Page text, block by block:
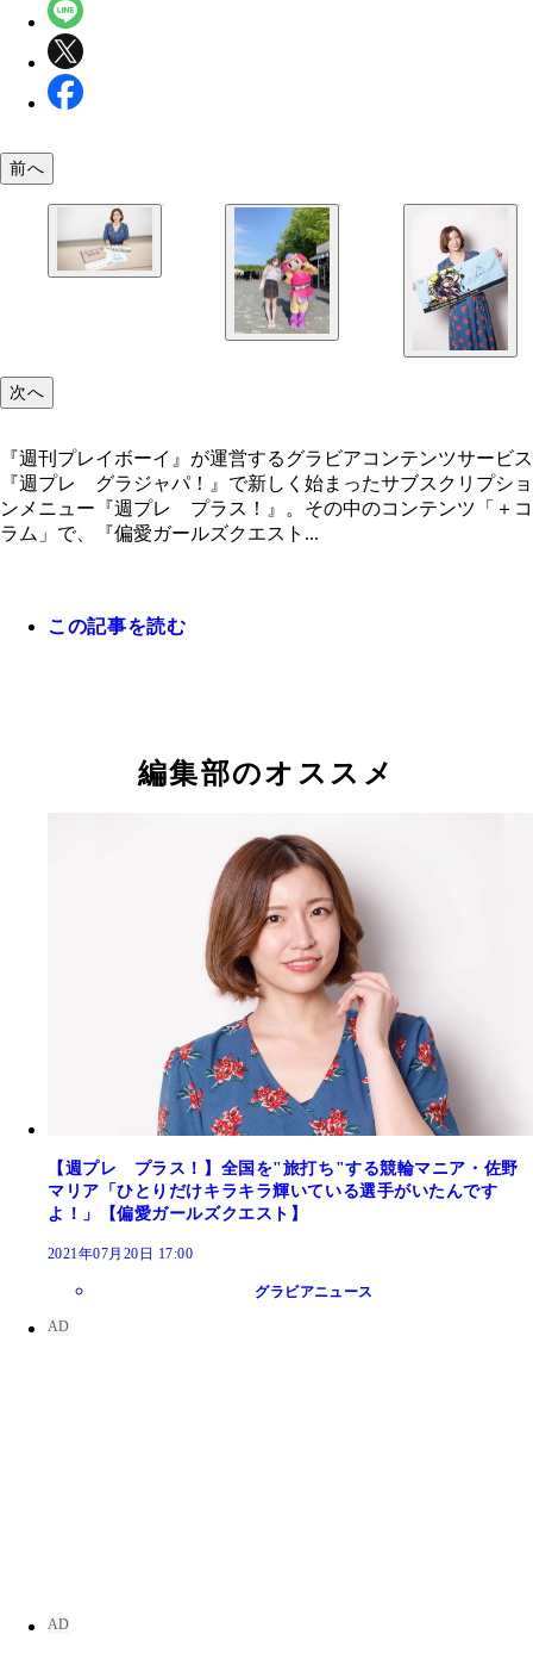
前へ
次へ
『週刊プレイボーイ』が運営するグラビアコンテンツサービス
『週プレ グラジャパ！』で新しく始まったサブスクリプショ
ンメニュー『週プレ プラス！』。その中のコンテンツ「＋コ
ラム」で、『偏愛ガールズクエスト...
この記事を読む
編集部のオススメ
【週プレ プラス！】全国を"旅打ち"する競輪マニア・佐野
マリア「ひとりだけキラキラ輝いている選手がいたんです
よ！」【偏愛ガールズクエスト】
2021年07月20日 17:00
グラビアニュース